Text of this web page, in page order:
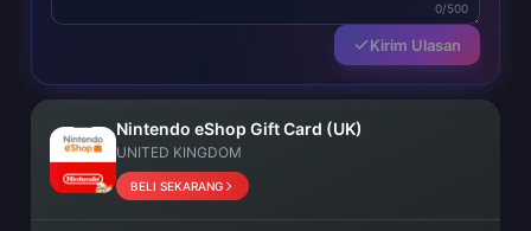
0/500
Kirim Ulasan
Nintendo eShop Gift Card (UK)
UNITED KINGDOM
BELI SEKARANG